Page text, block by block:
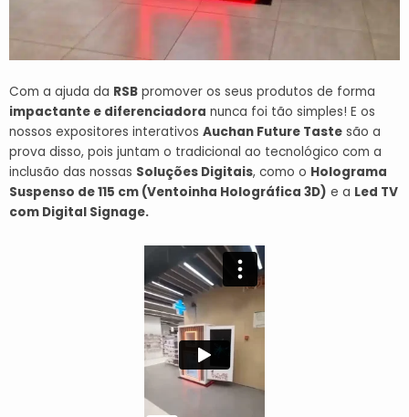
Com a ajuda da RSB promover os seus produtos de forma
impactante e diferenciadora nunca foi tão simples! E os
nossos expositores interativos Auchan Future Taste são a
prova disso, pois juntam o tradicional ao tecnológico com a
inclusão das nossas Soluções Digitais, como o Holograma
Suspenso de 115 cm (Ventoinha Holográfica 3D) e a Led TV
com Digital Signage.